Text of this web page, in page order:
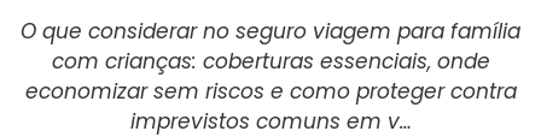
O que considerar no seguro viagem para família
com crianças: coberturas essenciais, onde
economizar sem riscos e como proteger contra
imprevistos comuns em v…